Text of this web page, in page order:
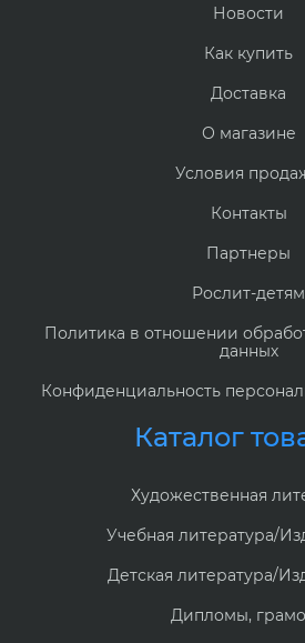
Новости
Как купить
Доставка
О магазине
Условия
Контакты
Партнеры
Рослит-детям
Политика в отношении
данных
Конфиденциальность
Каталог
Художественная
Учебная литература/
Детская литература/
Дипломы,